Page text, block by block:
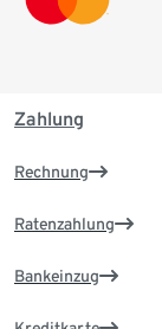
Zahlung
Rechnung
Ratenzahlung
Bankeinzug